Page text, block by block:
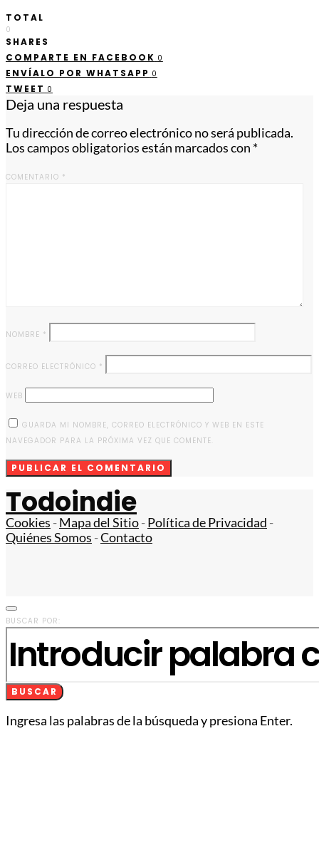
TOTAL
0
SHARES
COMPARTE EN FACEBOOK 0
ENVÍALO POR WHATSAPP 0
TWEET 0
Deja una respuesta
Tu dirección de correo electrónico no será publicada.
Los campos obligatorios están marcados con *
COMENTARIO *
NOMBRE *
CORREO ELECTRÓNICO *
WEB
GUARDA MI NOMBRE, CORREO ELECTRÓNICO Y WEB EN ESTE
NAVEGADOR PARA LA PRÓXIMA VEZ QUE COMENTE.
Todoindie
Cookies -Mapa del Sitio-Política de Privacidad -
Quiénes Somos -Contacto
BUSCAR POR:
BUSCAR
Ingresa las palabras de la búsqueda y presiona Enter.